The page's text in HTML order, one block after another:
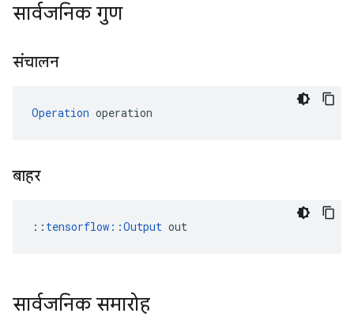
सार्वजनिक गुण
संचालन
Operation operation
बाहर
:: tensorflow::Output out
सार्वजनिक समारोह